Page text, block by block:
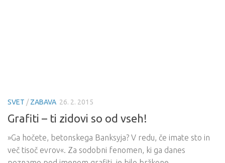
SVET /ZABAVA 26. 2. 2015
Grafiti – ti zidovi so od vseh!
»Ga hočete, betonskega Banksyja? V redu, če imate sto in
več tisoč evrov«. Za sodobni fenomen, ki ga danes